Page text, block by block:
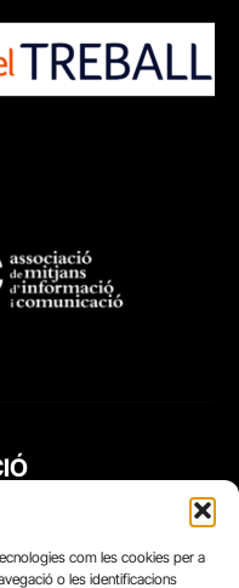
com les cookies per a
o les identificacions